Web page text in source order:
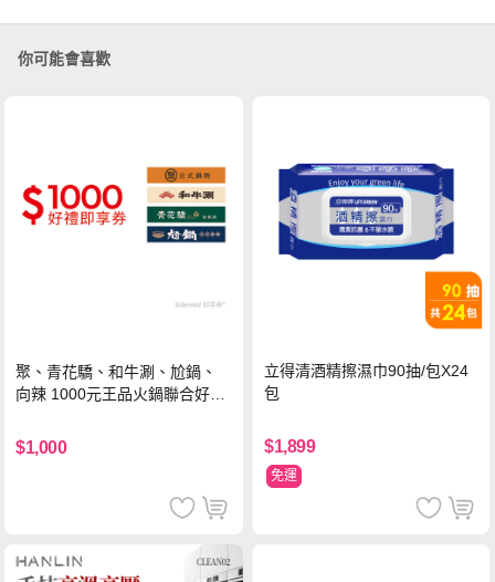
你可能會喜歡
聚、青花驕、和牛涮、尬鍋、
向辣 1000元王品火鍋聯合好禮
$1,000
立得清酒精擦濕巾90抽/包X24
包
$1,899
免運